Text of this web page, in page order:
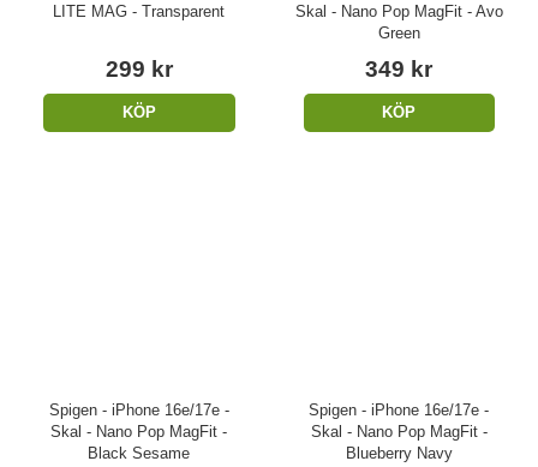
LITE MAG - Transparent
299 kr
KÖP
Skal - Nano Pop MagFit - Avo
Green
349 kr
KÖP
Spigen - iPhone 16e/17e -
Skal - Nano Pop MagFit -
Black Sesame
Spigen - iPhone 16e/17e -
Skal - Nano Pop MagFit -
Blueberry Navy